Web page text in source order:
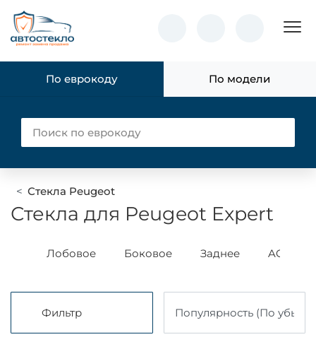
По еврокоду По модели
Стекла Peugeot
Стекла для Peugeot Expert
Лобовое Боковое Заднее AGC
Фильтр